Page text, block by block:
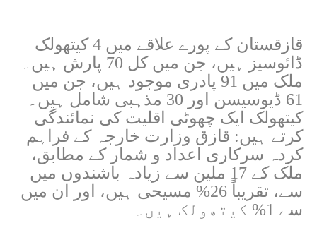
قازقستان کے پورے علاقے میں 4 کیتھولک
ڈائوسیز ہیں، جن میں کل 70 پارش ہیں۔
ملک میں 91 پادری موجود ہیں، جن میں
61 ڈیوسیسن اور 30
مذہبی شامل ہیں۔
کیتھولک ایک چھوٹی اقلیت کی نمائندگی
کرتے ہیں: قازق وزارت خارجہ کے فراہم
کردہ سرکاری اعداد و شمار کے مطابق،
ملک کے 17 ملین سے زیادہ باشندوں میں
سے، تقریباً 26% مسیحی ہیں، اور ان میں
سے 1% کیتھولک ہیں۔